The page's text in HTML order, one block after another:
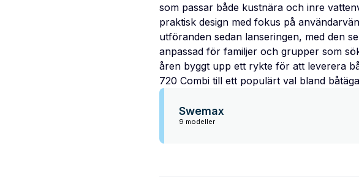
som passar både kustnära och inre
praktisk design med fokus på
utföranden sedan lanseringen, med den
anpassad för familjer och grupper som
åren byggt upp ett rykte för att leverera
720 Combi till ett populärt val bland
Swemax
9 modeller